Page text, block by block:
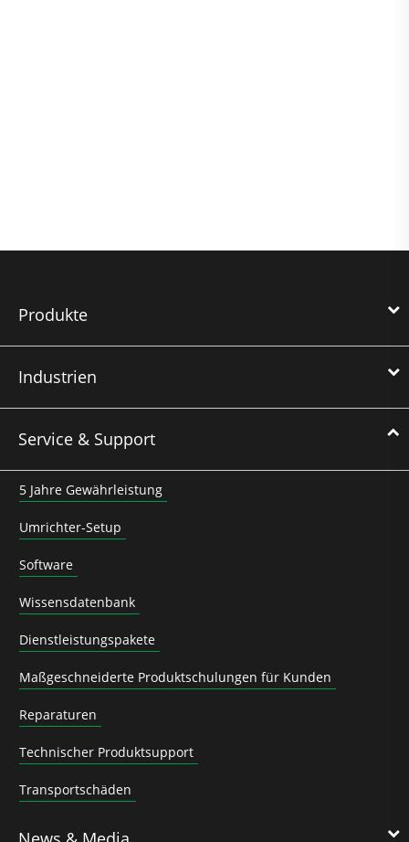
Produkte
Industrien
Service & Support
5 Jahre Gewährleistung
Umrichter-Setup
Software
Wissensdatenbank
Dienstleistungspakete
Maßgeschneiderte Produktschulungen für Kunden
Reparaturen
Technischer Produktsupport
Transportschäden